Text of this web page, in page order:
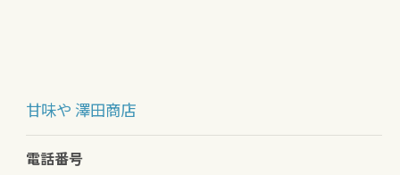
甘味や 澤田商店
電話番号